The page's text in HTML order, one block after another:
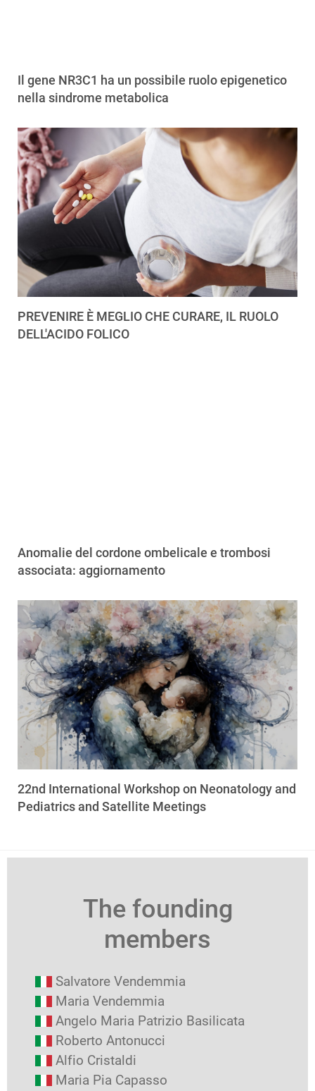
Il gene NR3C1 ha un possibile ruolo epigenetico
nella sindrome metabolica
PREVENIRE È MEGLIO CHE CURARE, IL RUOLO
DELL'ACIDO FOLICO
Anomalie del cordone ombelicale e trombosi
associata: aggiornamento
22nd International Workshop on Neonatology and
Pediatrics and Satellite Meetings
The founding
members
Salvatore Vendemmia
Maria Vendemmia
Angelo Maria Patrizio Basilicata
Roberto Antonucci
Alfio Cristaldi
Maria Pia Capasso